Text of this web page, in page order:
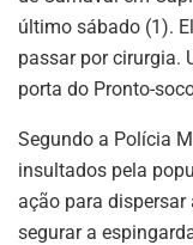
último sábado (1).
passar por cirurgia.
porta do Pronto-
Segundo a Polícia
insultados pela
ação para
segurar a